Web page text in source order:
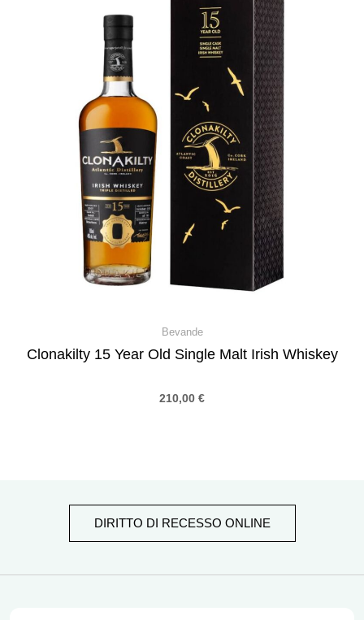
Bevande
Clonakilty 15 Year Old Single Malt Irish Whiskey
210,00 €
DIRITTO DI RECESSO ONLINE